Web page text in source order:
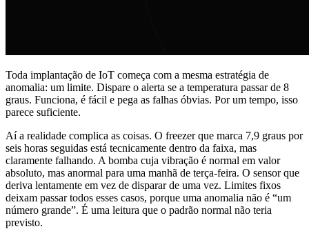
Toda implantação de IoT começa com a mesma estratégia de
anomalia: um limite. Dispare o alerta se a temperatura passar de 8
graus. Funciona, é fácil e pega as falhas óbvias. Por um tempo, isso
parece suficiente.
Aí a realidade complica as coisas. O freezer que marca 7,9 graus por
seis horas seguidas está tecnicamente dentro da faixa, mas
claramente falhando. A bomba cuja vibração é normal em valor
absoluto, mas anormal para uma manhã de terça-feira. O sensor que
deriva lentamente em vez de disparar de uma vez. Limites fixos
deixam passar todos esses casos, porque uma anomalia não é “um
número grande”. É uma leitura que o padrão normal não teria
previsto.